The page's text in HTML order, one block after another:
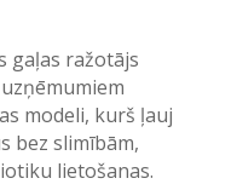
gaļas ražotājs
modeli, kurš ļauj
bez slimībām,
lietošanas.